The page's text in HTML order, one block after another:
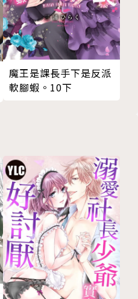
魔王是課長手下是反派
軟腳蝦。10下